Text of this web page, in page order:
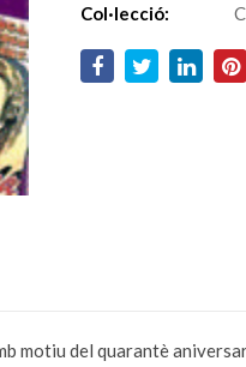
Col·lecció:
motiu del quarantè